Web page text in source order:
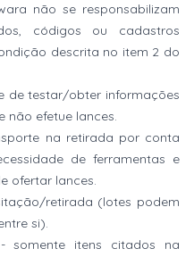
não se responsabilizam
códigos ou cadastros
descrita no item 2 do
de testar/obter informações
não efetue lances.
na retirada por conta
de ferramentas e
ofertar lances.
retirada (lotes podem
si).
somente itens citados na